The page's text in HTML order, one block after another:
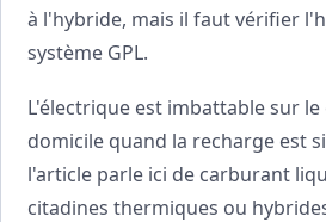
à l'hybride, mais il faut vérifier
système GPL.
L'électrique est imbattable sur
domicile quand la recharge est
l'article parle ici de carburant
citadines thermiques ou